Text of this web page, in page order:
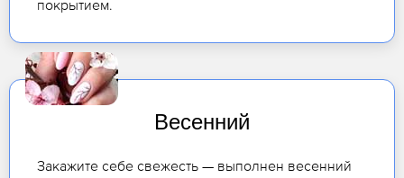
покрытием.
Весенний
Закажите себе свежесть — выполнен весенний